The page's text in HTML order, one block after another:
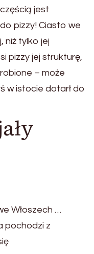
jest
pizzy! Ciasto we
niż tylko jej
pizzy jej strukturę,
– może
w istocie dotarł do
Włoszech …
pochodzi z